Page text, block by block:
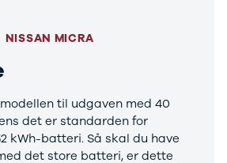
Cargo
33
35
NISSAN MICRA
til udgaven med 40
det er standarden for
kWh-batteri. Så skal du have
det store batteri, er dette